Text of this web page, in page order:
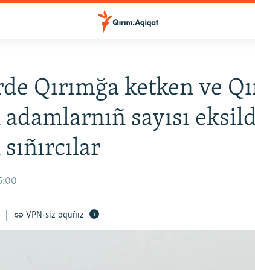
Qırımğa ketken ve
adamlarnıñ sayısı
VPN-siz oquñız